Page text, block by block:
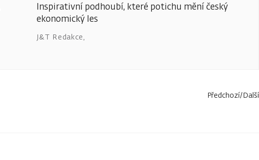
Inspirativní podhoubí, které potichu mění český
ekonomický les
J&T Redakce,
Předchozí/Další